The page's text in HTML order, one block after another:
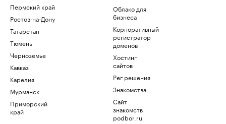
Пермский край
Ростов-на-Дону
Татарстан
Тюмень
Черноземье
Кавказ
Карелия
Мурманск
Приморский
край
Облако для
бизнеса
Корпоративный
регистратор
доменов
Хостинг
сайтов
Рег.решения
Знакомства
Сайт
знакомств
podbor.ru